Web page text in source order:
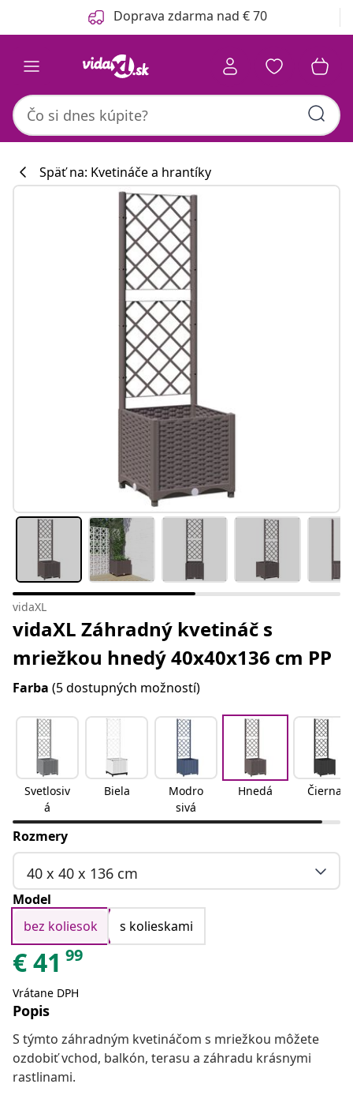
Predchádzajúce Doprava zdarma nad € 70
Späť na: Kvetináče a hrantíky
vidaXL
vidaXL Záhradný kvetináč s
mriežkou hnedý 40x40x136 cm PP
Farba (5 dostupných možností)
Svetlosiv
á
Biela
Modro
sivá
Hnedá Čierna
Rozmery
40 x 40 x 136 cm
Model
bez koliesok
s kolieskami
€41 99
Vrátane DPH
Popis
S týmto záhradným kvetináčom s mriežkou môžete
ozdobiť vchod, balkón, terasu a záhradu krásnymi
rastlinami.